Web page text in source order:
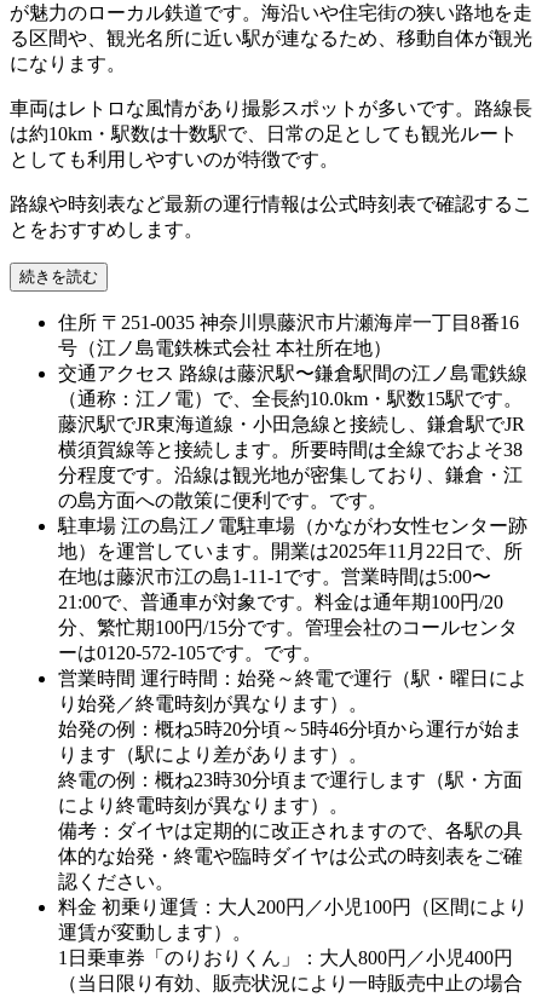
が魅力のローカル鉄道です。海沿いや住宅街の狭い路地を走
る区間や、観光名所に近い駅が連なるため、移動自体が観光
になります。
車両はレトロな風情があり撮影スポットが多いです。路線長
は約10km・駅数は十数駅で、日常の足としても観光ルート
としても利用しやすいのが特徴です。
路線や時刻表など最新の運行情報は公式時刻表で確認するこ
とをおすすめします。
続きを読む
住所 〒251-0035 神奈川県藤沢市片瀬海岸一丁目8番16
号（江ノ島電鉄株式会社 本社所在地）
交通アクセス 路線は藤沢駅〜鎌倉駅間の江ノ島電鉄線
（通称：江ノ電）で、全長約10.0km・駅数15駅です。
藤沢駅でJR東海道線・小田急線と接続し、鎌倉駅でJR
横須賀線等と接続します。所要時間は全線でおよそ38
分程度です。沿線は観光地が密集しており、鎌倉・江
の島方面への散策に便利です。です。
駐車場 江の島江ノ電駐車場（かながわ女性センター跡
地）を運営しています。開業は2025年11月22日で、所
在地は藤沢市江の島1-11-1です。営業時間は5:00〜
21:00で、普通車が対象です。料金は通年期100円/20
分、繁忙期100円/15分です。管理会社のコールセンタ
ーは0120-572-105です。です。
営業時間 運行時間：始発～終電で運行（駅・曜日によ
り始発／終電時刻が異なります）。
始発の例：概ね5時20分頃～5時46分頃から運行が始ま
ります（駅により差があります）。
終電の例：概ね23時30分頃まで運行します（駅・方面
により終電時刻が異なります）。
備考：ダイヤは定期的に改正されますので、各駅の具
体的な始発・終電や臨時ダイヤは公式の時刻表をご確
認ください。
料金 初乗り運賃：大人200円／小児100円（区間により
運賃が変動します）。
1日乗車券「のりおりくん」：大人800円／小児400円
（当日限り有効、販売状況により一時販売中止の場合